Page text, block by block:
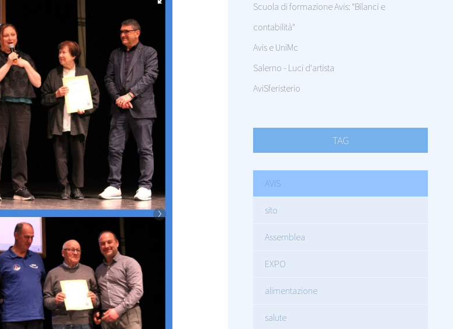
Scuola di formazione Avis: "Bilanci e
contabilità"
Avis e UniMc
Salerno - Luci d'artista
AviSferisterio
TAG
AVIS
sito
Assemblea
EXPO
alimentazione
salute